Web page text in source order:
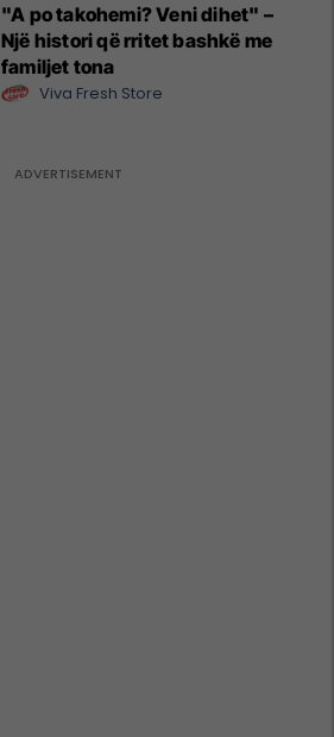
"A po takohemi? Veni dihet" –
Një histori që rritet bashkë me
familjet tona
Viva Fresh Store